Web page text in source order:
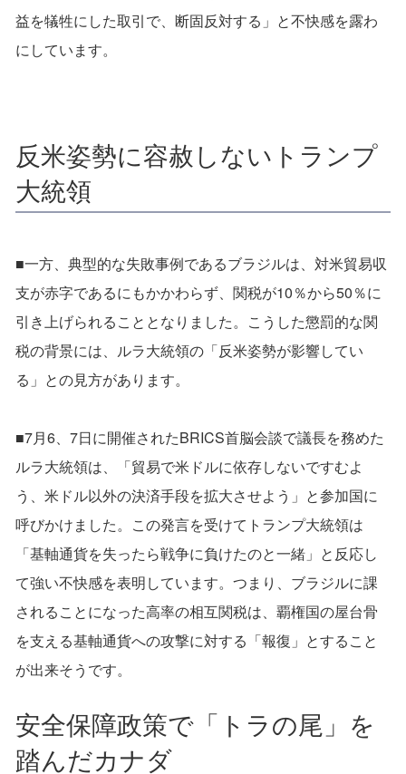
益を犠牲にした取引で、断固反対する」と不快感を露わ
にしています。
反米姿勢に容赦しないトランプ
大統領
■一方、典型的な失敗事例であるブラジルは、対米貿易収
支が赤字であるにもかかわらず、関税が10％から50％に
引き上げられることとなりました。こうした懲罰的な関
税の背景には、ルラ大統領の「反米姿勢が影響してい
る」との見方があります。
■7月6、7日に開催されたBRICS首脳会談で議長を務めた
ルラ大統領は、「貿易で米ドルに依存しないですむよ
う、米ドル以外の決済手段を拡大させよう」と参加国に
呼びかけました。この発言を受けてトランプ大統領は
「基軸通貨を失ったら戦争に負けたのと一緒」と反応し
て強い不快感を表明しています。つまり、ブラジルに課
されることになった高率の相互関税は、覇権国の屋台骨
を支える基軸通貨への攻撃に対する「報復」とすること
が出来そうです。
安全保障政策で「トラの尾」を
踏んだカナダ